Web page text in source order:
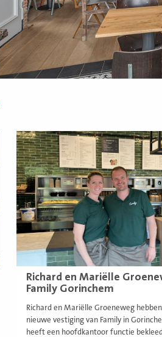
Richard en Mariëlle
Family Gorinchem
Richard en Mariëlle Groeneweg
nieuwe vestiging van Family in
heeft een hoofdkantoor functie
Lees
meer